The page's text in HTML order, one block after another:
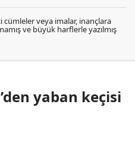
cümleler veya imalar, inançlara
ve büyük harflerle yazılmış
yaban keçisi